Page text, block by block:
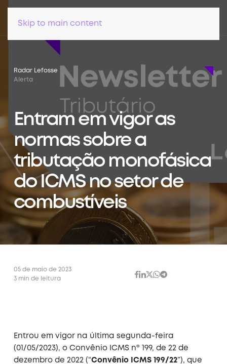
Skip to main content
Radar Lefosse
Alerta
Entram em vigor as
normas sobre a
tributação monofásica
do ICMS no setor de
combustíveis
05 de maio de 2023
3 min de leitura
Entrou em vigor na última segunda-feira
(01/05/2023), o Convênio ICMS nº 199, de 22 de
dezembro de 2022 (“Convênio ICMS 199/22”), que